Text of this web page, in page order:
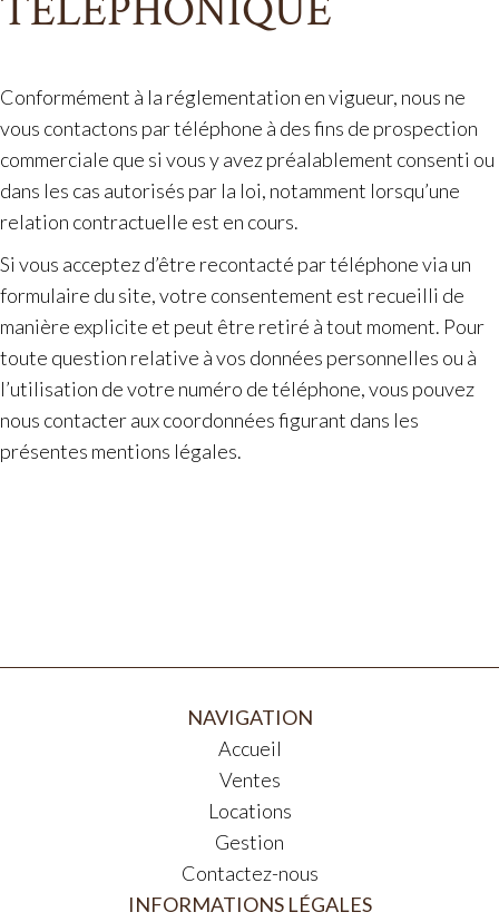
Conformément à la réglementation en vigueur, nous ne
vous contactons par téléphone à des fins de prospection
commerciale que si vous y avez préalablement consenti ou
dans les cas autorisés par la loi, notamment lorsqu’une
relation contractuelle est en cours.
Si vous acceptez d’être recontacté par téléphone via un
formulaire du site, votre consentement est recueilli de
manière explicite et peut être retiré à tout moment. Pour
toute question relative à vos données personnelles ou à
l’utilisation de votre numéro de téléphone, vous pouvez
nous contacter aux coordonnées figurant dans les
présentes mentions légales.
NAVIGATION
Accueil
Ventes
Locations
Gestion
Contactez-nous
INFORMATIONS LÉGALES